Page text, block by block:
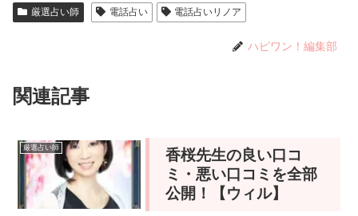
厳選占い師 電話占い 電話占いリノア
ハピワン！編集部
関連記事
厳選占い師
香桜先生の良い口コ
ミ・悪い口コミを全部
公開！【ウィル】